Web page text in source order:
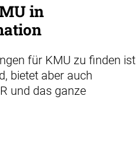
in
für KMU zu finden ist
bietet aber auch
und das ganze